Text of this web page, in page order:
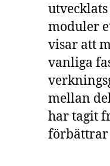
moduler
visar att
vanliga
mellan
har tagit
förbättrar